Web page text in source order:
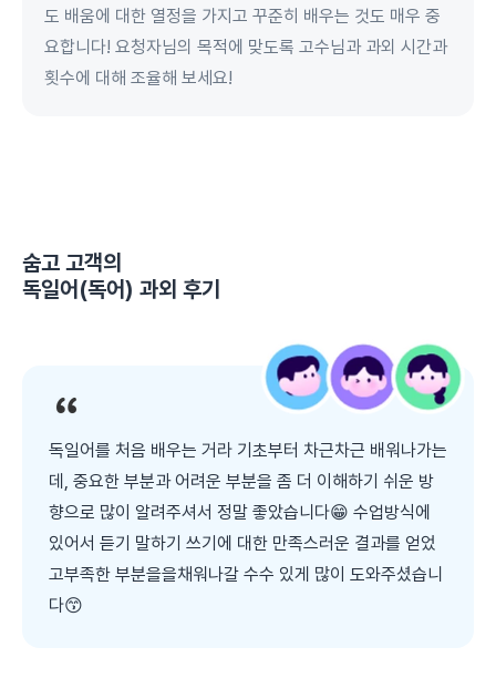
도 배움에 대한 열정을 가지고 꾸준히 배우는 것도 매우 중
요합니다! 요청자님의 목적에 맞도록 고수님과 과외 시간과
횟수에 대해 조율해 보세요!
숨고 고객의
독일어(독어) 과외 후기
독일어를 처음 배우는 거라 기초부터 차근차근 배워나가는
데, 중요한 부분과 어려운 부분을 좀 더 이해하기 쉬운 방
향으로 많이 알려주셔서 정말 좋았습니다😁 수업방식에
있어서 듣기 말하기 쓰기에 대한 만족스러운 결과를 얻었
고부족한 부분을을채워나갈 수수 있게 많이 도와주셨습니
다😙